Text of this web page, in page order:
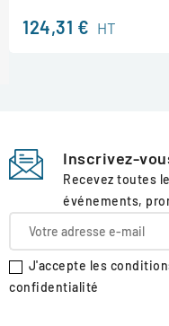
124,31 € HT
Inscrivez-
Recevez toutes
événements,
J'accepte les
confidentialité